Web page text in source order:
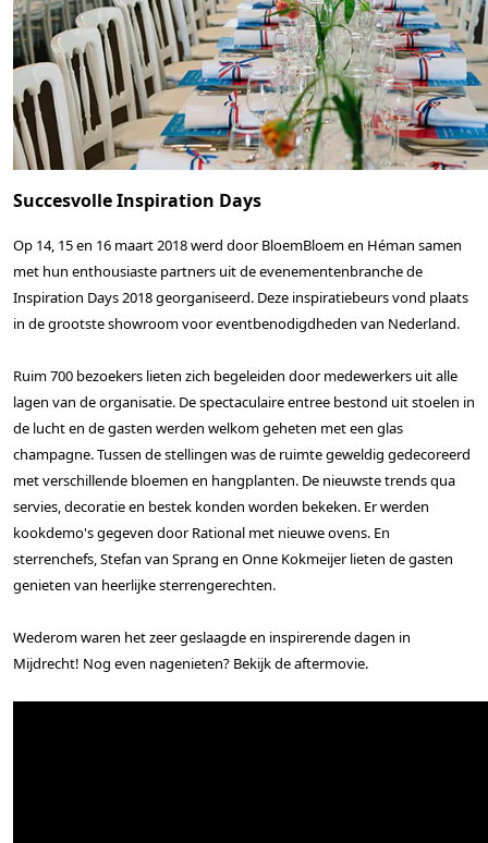
Succesvolle Inspiration Days
Op 14, 15 en 16 maart 2018 werd door BloemBloem en Héman samen
met hun enthousiaste partners uit de evenementenbranche de
Inspiration Days 2018 georganiseerd. Deze inspiratiebeurs vond plaats
in de grootste showroom voor eventbenodigdheden van Nederland.
Ruim 700 bezoekers lieten zich begeleiden door medewerkers uit alle
lagen van de organisatie. De spectaculaire entree bestond uit stoelen in
de lucht en de gasten werden welkom geheten met een glas
champagne. Tussen de stellingen was de ruimte geweldig gedecoreerd
met verschillende bloemen en hangplanten. De nieuwste trends qua
servies, decoratie en bestek konden worden bekeken. Er werden
kookdemo's gegeven door Rational met nieuwe ovens. En
sterrenchefs, Stefan van Sprang en Onne Kokmeijer lieten de gasten
genieten van heerlijke sterrengerechten.
Wederom waren het zeer geslaagde en inspirerende dagen in
Mijdrecht! Nog even nagenieten? Bekijk de aftermovie.